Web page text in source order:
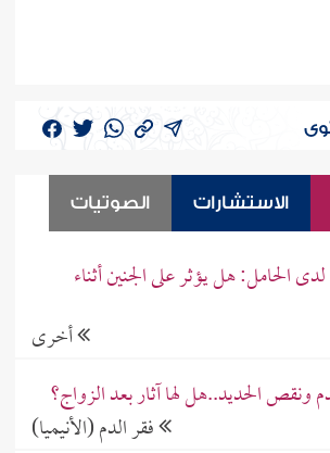
الاستشارات الصوتيات
الحامل: هل يؤثر على الجنين أثناء
أخرى
ونقص الحديد..هل لها آثار بعد الزواج؟
فقر الدم (الأنيميا)